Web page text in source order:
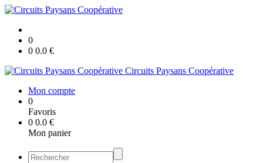
0
0 0.0 €
Circuits Paysans Coopérative
Mon compte
0
Favoris
0 0.0 €
Mon panier